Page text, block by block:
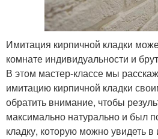
Имитация кирпичной кладки
комнате индивидуальности и
В этом мастер-классе мы
имитацию кирпичной кладки
обратить внимание, чтобы
максимально натурально и был
кладку, которую можно увидеть в